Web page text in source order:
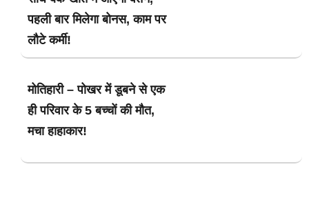
पहली बार मिलेगा बोनस, काम पर
लौटे कर्मी!
मोतिहारी – पोखर में डूबने से एक
ही परिवार के 5 बच्चों की मौत,
मचा हाहाकार!